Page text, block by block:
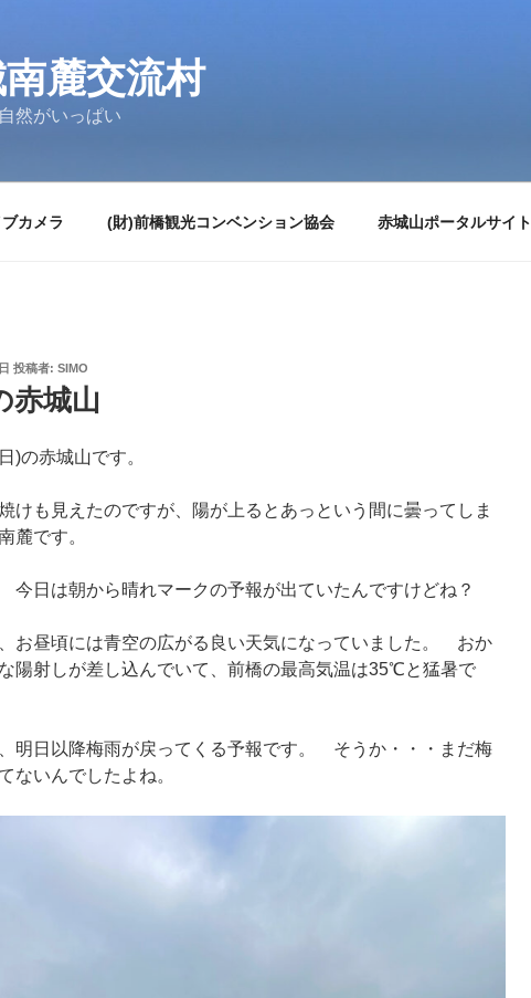
麓交流村
然がいっぱい
カメラ (財)前橋観光コンベンション協会 赤城山ポータルサイト
投稿者: SIMO
赤城山
)の赤城山です。
けも見えたのですが、陽が上るとあっという間に曇ってしま
麓です。
今日は朝から晴れマークの予報が出ていたんですけどね？
お昼頃には青空の広がる良い天気になっていました。 おか
陽射しが差し込んでいて、前橋の最高気温は35℃と猛暑で
明日以降梅雨が戻ってくる予報です。 そうか・・・まだ梅
ないんでしたよね。